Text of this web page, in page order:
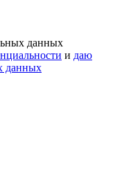
данных
и даю
данных